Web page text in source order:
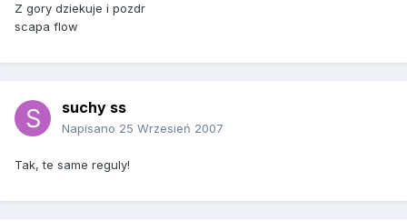
Z gory dziekuje i pozdr
scapa flow
suchy ss
Napisano 25 Wrzesień 2007
Tak, te same reguly!